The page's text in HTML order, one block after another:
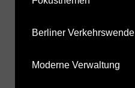
Berliner Verkehrswende
Moderne Verwaltung